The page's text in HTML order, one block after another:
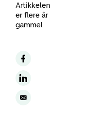
Artikkelen
er flere år
gammel